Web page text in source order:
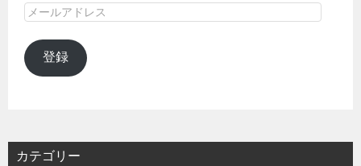
メ
ル
ア
登録
カテゴリー